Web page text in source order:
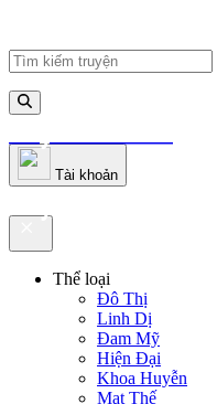
truyenfullz.com
Tài khoản
truyenfullz.com
Thể loại
Đô Thị
Linh Dị
Đam Mỹ
Hiện Đại
Khoa Huyễn
Mạt Thế